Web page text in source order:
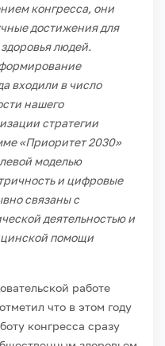
конгресса, они
достижения для
людей.
входили в число
нашего
стратегии
«Приоритет 2030»
моделью
и цифровые
связаны с
деятельностью и
помощи
работе
что в этом году
конгресса сразу